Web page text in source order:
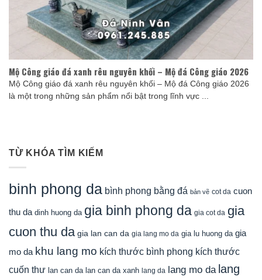
Mộ Công giáo đá xanh rêu nguyên khối – Mộ đá Công giáo 2026
Mộ Công giáo đá xanh rêu nguyên khối – Mộ đá Công giáo 2026
là một trong những sản phẩm nổi bật trong lĩnh vực ...
TỪ KHÓA TÌM KIẾM
binh phong da bình phong bằng đá bản vẽ cot da cuon
thu da dinh huong da gia binh phong da gia cot da gia
cuon thu da gia lan can da gia lang mo da gia lu huong da gia
mo da khu lang mo kích thước bình phong kích thước
cuốn thư lan can da lan can da xanh lang da lang mo da lang